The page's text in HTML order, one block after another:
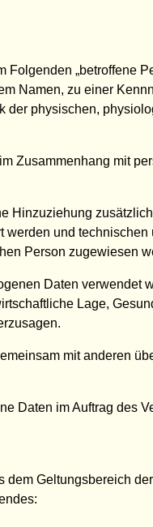
„betroffene
Namen, zu einer
physischen,
Zusammenhang mit
Hinzuziehung
und
Person zugewiesen
Daten verwendet
Lage,
mit anderen
Daten im Auftrag des
Geltungsbereich